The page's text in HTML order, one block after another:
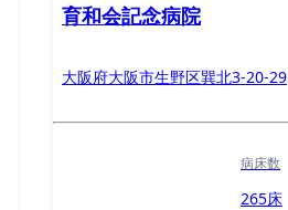
育和会記念病院
大阪府大阪市生野区巽北3-20-29
病床数
265床